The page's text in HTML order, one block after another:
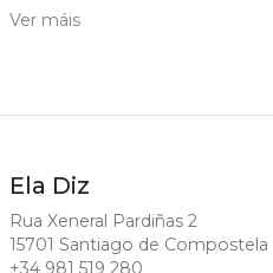
Ver máis
Ela Diz
Rua Xeneral Pardiñas 2
15701 Santiago de Compostela